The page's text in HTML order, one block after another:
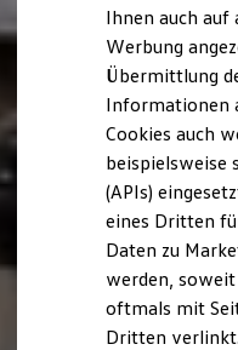
we drive
#wedriveproud
Besitzer und Service
myVolkswagen
Software
Service und
Motorenöl
Räder und
Pannen-
Economy
Zubehör
Ihnen auch
Werbung
Übermittlung
Informationen
Cookies auch
beispielsweise
(APIs)
eines Dritten
Daten zu
werden,
oftmals mit
Dritten verlinkt.